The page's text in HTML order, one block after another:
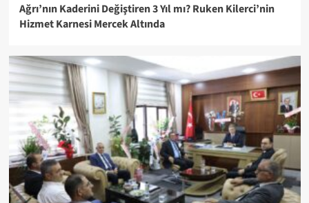
Ağrı’nın Kaderini Değiştiren 3 Yıl mı? Ruken Kilerci’nin
Hizmet Karnesi Mercek Altında